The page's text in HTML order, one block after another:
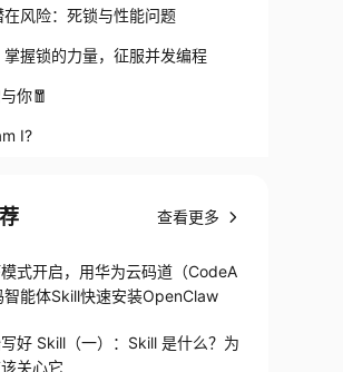
风险：死锁与性能问题
握锁的力量，征服并发编程
你🧧
I?
查看更多
式开启，用华为云码道（CodeA
智能体Skill快速安装OpenClaw
好 Skill（一）：Skill 是什么？为
关心它